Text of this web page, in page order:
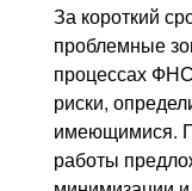
За короткий
проблемные
процессах
риски,
имеющимися.
работы